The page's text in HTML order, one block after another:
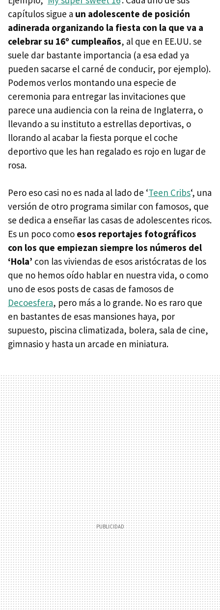
capítulos sigue a un adolescente de posición
adinerada organizando la fiesta con la que va a
celebrar su 16º cumpleaños, al que en EE.UU. se
suele dar bastante importancia (a esa edad ya
pueden sacarse el carné de conducir, por ejemplo).
Podemos verlos montando una especie de
ceremonia para entregar las invitaciones que
parece una audiencia con la reina de Inglaterra, o
llevando a su instituto a estrellas deportivas, o
llorando al acabar la fiesta porque el coche
deportivo que les han regalado es rojo en lugar de
rosa.
Pero eso casi no es nada al lado de ‘Teen Cribs‘, una
versión de otro programa similar con famosos, que
se dedica a enseñar las casas de adolescentes ricos.
Es un poco como esos reportajes fotográficos
con los que empiezan siempre los números del
‘Hola’ con las viviendas de esos aristócratas de los
que no hemos oído hablar en nuestra vida, o como
uno de esos posts de casas de famosos de
Decoesfera, pero más a lo grande. No es raro que
en bastantes de esas mansiones haya, por
supuesto, piscina climatizada, bolera, sala de cine,
gimnasio y hasta un arcade en miniatura.